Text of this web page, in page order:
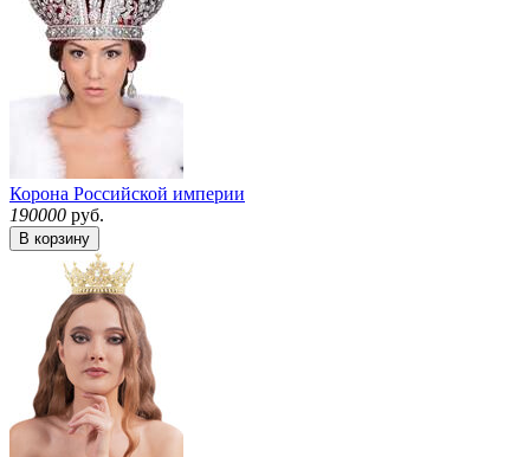
Корона Российской империи
190000 руб.
В корзину